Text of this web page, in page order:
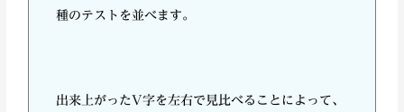
種のテストを並べます。
出来上がったV字を左右で見比べることによって、